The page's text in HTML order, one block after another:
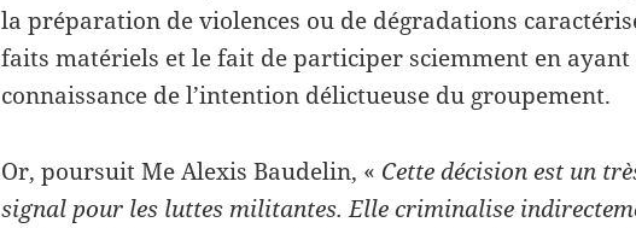
la préparation de violences ou de dégradations
faits matériels et le fait de participer sciemment en ayant
connaissance de l’intention délictueuse du groupement.
Or, poursuit Me Alexis Baudelin, « Cette décision est un
signal pour les luttes militantes. Elle criminalise